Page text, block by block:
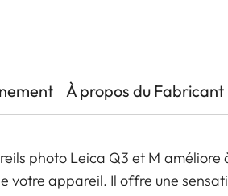
À propos du Fabricant
photo Leica Q3 et M améliore
votre appareil. Il offre une